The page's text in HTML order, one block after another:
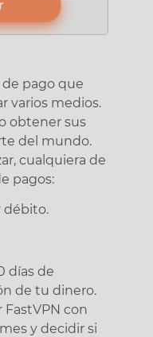
pago que
varios medios.
obtener sus
del mundo.
cualquiera de
pagos:
débito.
días de
de tu dinero.
con
y decidir si